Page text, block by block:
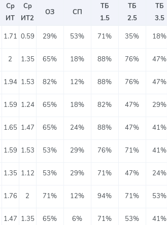
Ср
ИТ
Ср
ИТ2
ОЗ СП
ТБ
1.5
ТБ
2.5
ТБ
3.5
1.71 0.59 29% 53% 71% 35% 18%
2 1.35 65% 18% 88% 76% 47%
1.94 1.53 82% 12% 88% 76% 47%
1.59 1.24 65% 18% 82% 47% 29%
1.65 1.47 65% 24% 88% 47% 41%
1.59 1.53 53% 29% 76% 71% 41%
1.35 1.12 53% 29% 71% 47% 24%
1.76 2 71% 12% 94% 71% 53%
1.47 1.35 65% 6% 71% 53% 41%